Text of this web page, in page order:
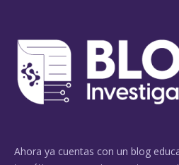
Ahora ya cuentas con un blog